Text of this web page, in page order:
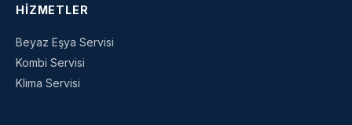
HIZMETLER
Beyaz Eşya Servisi
Kombi Servisi
Klima Servisi